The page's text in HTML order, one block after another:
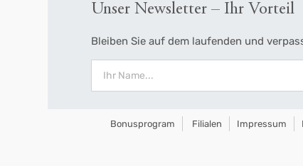
Unser Newsletter – Ihr Vorteil
Bleiben Sie auf dem laufenden und
Bonusprogram Filialen Impressum